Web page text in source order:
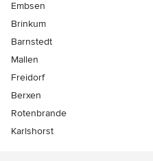
Embsen
Brinkum
Barnstedt
Mallen
Freidorf
Berxen
Rotenbrande
Karlshorst